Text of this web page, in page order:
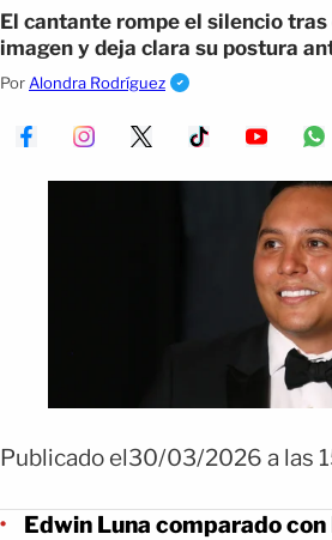
El cantante rompe el silencio
imagen y deja clara su postura
redes sociales.
Por Alondra Rodríguez
Publicado el30/03/2026 a las
Edwin Luna comparado con